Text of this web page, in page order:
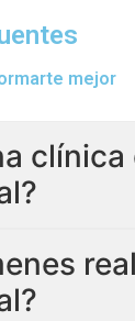
mejor
clínica